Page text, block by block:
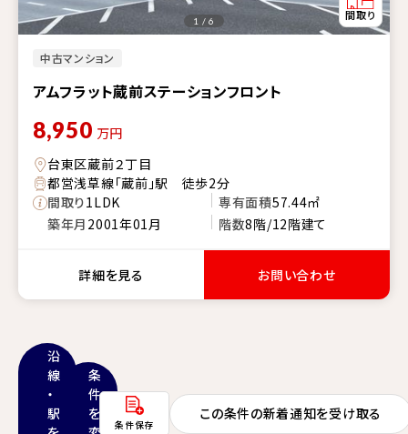
中古マンション
アムフラット蔵前ステーションフロント
1 / 6
8,950 万円
台東区蔵前２丁目
都営浅草線「蔵前」駅 徒歩2分
間取り1LDK 専有面積57.44㎡
築年月 2001年01月 階数8階/12階建て
詳細を見る お問い合わせ
沿
線
・
駅
条
件
を
条件保存
この条件の新着通知を受け取る